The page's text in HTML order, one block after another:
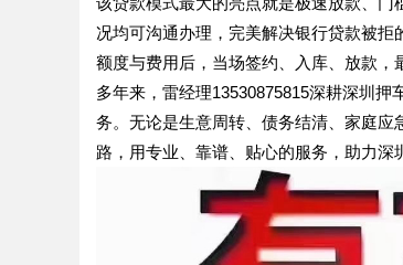
况均可沟通办理，完美解决银行贷款被
额度与费用后，当场签约、入库、放款，
多年来，雷经理13530875815深耕深圳
务。无论是生意周转、债务结清、家庭
路，用专业、靠谱、贴心的服务，助力深